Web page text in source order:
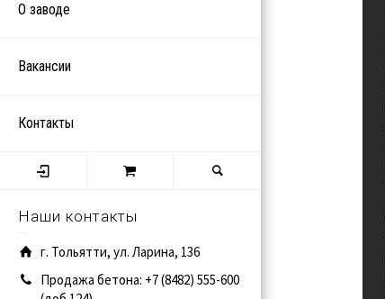
О заводе
Вакансии
Контакты
Наши контакты
г. Тольятти, ул. Ларина, 136
Продажа бетона: +7 (8482) 555-600